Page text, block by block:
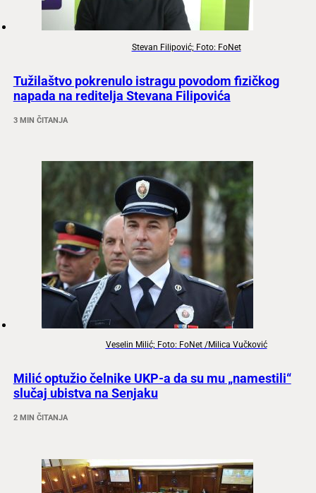
Stevan Filipović; Foto: FoNet
Tužilaštvo pokrenulo istragu povodom fizičkog
napada na reditelja Stevana Filipovića
3 MIN ČITANJA
Veselin Milić; Foto: FoNet /Milica Vučković
Milić optužio čelnike UKP-a da su mu „namestili“
slučaj ubistva na Senjaku
2 MIN ČITANJA